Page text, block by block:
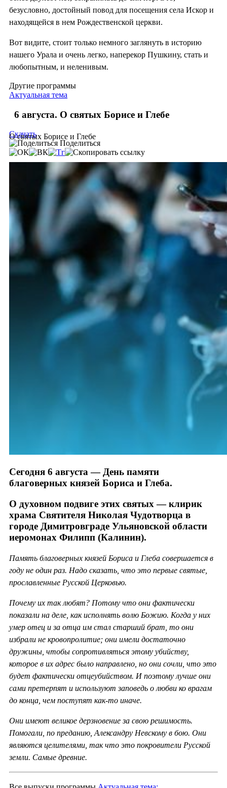
безусловно, достойный повод для посещения села Искор и
находящейся в нем Рождественской церкви.
Вот видите, стоит только немного заглянуть в историю
нашего Урала и очень легко, наперекор Пушкину, стать и
любопытным, и неленивым.
Другие программы
Актуальная тема
6 августа. О святых Борисе и Глебе
О святых Борисе и Глебе
Скачать
Поделиться
Сегодня 6 августа — День памяти
благоверных князей Бориса и Глеба.
О духовном подвиге этих святых — клирик
храма Святителя Николая Чудотворца в
городе Димитровграде Ульяновской области
иеромонах Филипп (Калинин).
Память благоверных князей Бориса и Глеба совершается в
году не один раз. Надо сказать, что это первые святые,
прославленные Русской Церковью.
Почему их так любят? Потому что они фактически
показали на деле, как исполнять волю Божию. Когда у них
умер отец и за отца им стал старший брат, то они
избрали не кровопролитие; они имели достаточно
дружины, чтобы сопротивляться этому убийству,
которое в их адрес было направлено, но они сочли, что это
будет фактически отцеубийством. И поэтому лучше они
сами претерпят и используют заповедь о любви ко врагам
до конца, чем поступят как-то иначе.
Они имеют великое дерзновение за свою решимость.
Помогали, по преданию, Александру Невскому в бою. Они
являются целителями, так что это покровители Русской
земли. Самые древние.